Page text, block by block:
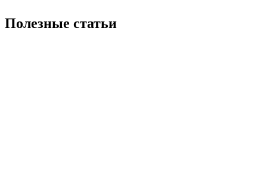
Полезные статьи